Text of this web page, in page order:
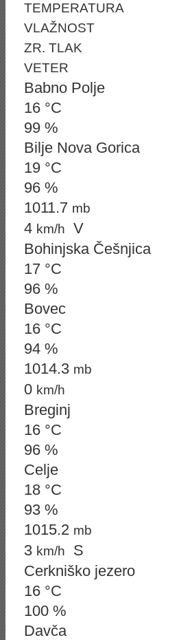
TEMPERATURA
VLAŽNOST
ZR. TLAK
VETER
Babno Polje
16 °C
99 %
Bilje Nova Gorica
19 °C
96 %
1011.7 mb
4 km/h
V
Bohinjska Češnjica
17 °C
96 %
Bovec
16 °C
94 %
1014.3 mb
0 km/h
Breginj
16 °C
96 %
Celje
18 °C
93 %
1015.2 mb
3 km/h
S
Cerkniško jezero
16 °C
100 %
Davča